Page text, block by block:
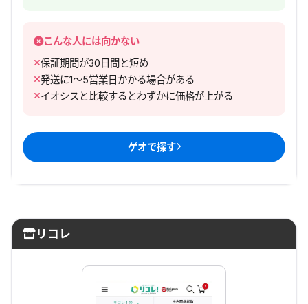
こんな人には向かない
保証期間が30日間と短め
発送に1〜5営業日かかる場合がある
イオシスと比較するとわずかに価格が上がる
ゲオで探す
リコレ